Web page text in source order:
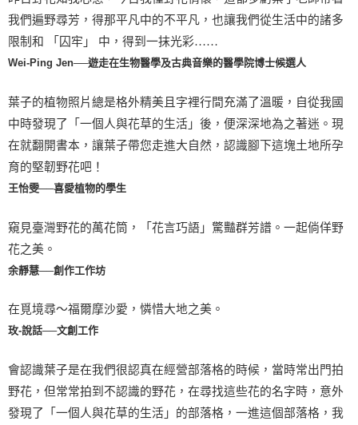
我們遍野尋芳，得那平凡中的不平凡，也讓我們從生活中的諸多
限制和 「囚牢」 中，得到一抹光彩……
Wei-Ping Jen──遊走在生物醫學及古典音樂的醫學院博士候選人
葉子的植物照片總是格外精美且字裡行間充滿了溫暖，自從我國
中時發現了「一個人與花草的生活」後，便深深地為之著迷。現
在就翻開書本，讓葉子帶您走進大自然，認識腳下這塊土地所孕
育的堅韌野花吧！
王怡雯──喜愛植物的學生
窺見臺灣野花的萬花筒，「花言巧語」驚豔群芳譜。一起倘佯野
花之美。
余靜慧──創作工作坊
在覓境尋～福爾摩沙愛，憐惜大地之美。
玫-說話──文創工作
會認識葉子是在我們很認真在經營部落格的時候，當時常出門拍
野花，但常常拍到不認識的野花，在尋找這些花的名字時，意外
發現了「一個人與花草的生活」的部落格，一進這個部落格，我